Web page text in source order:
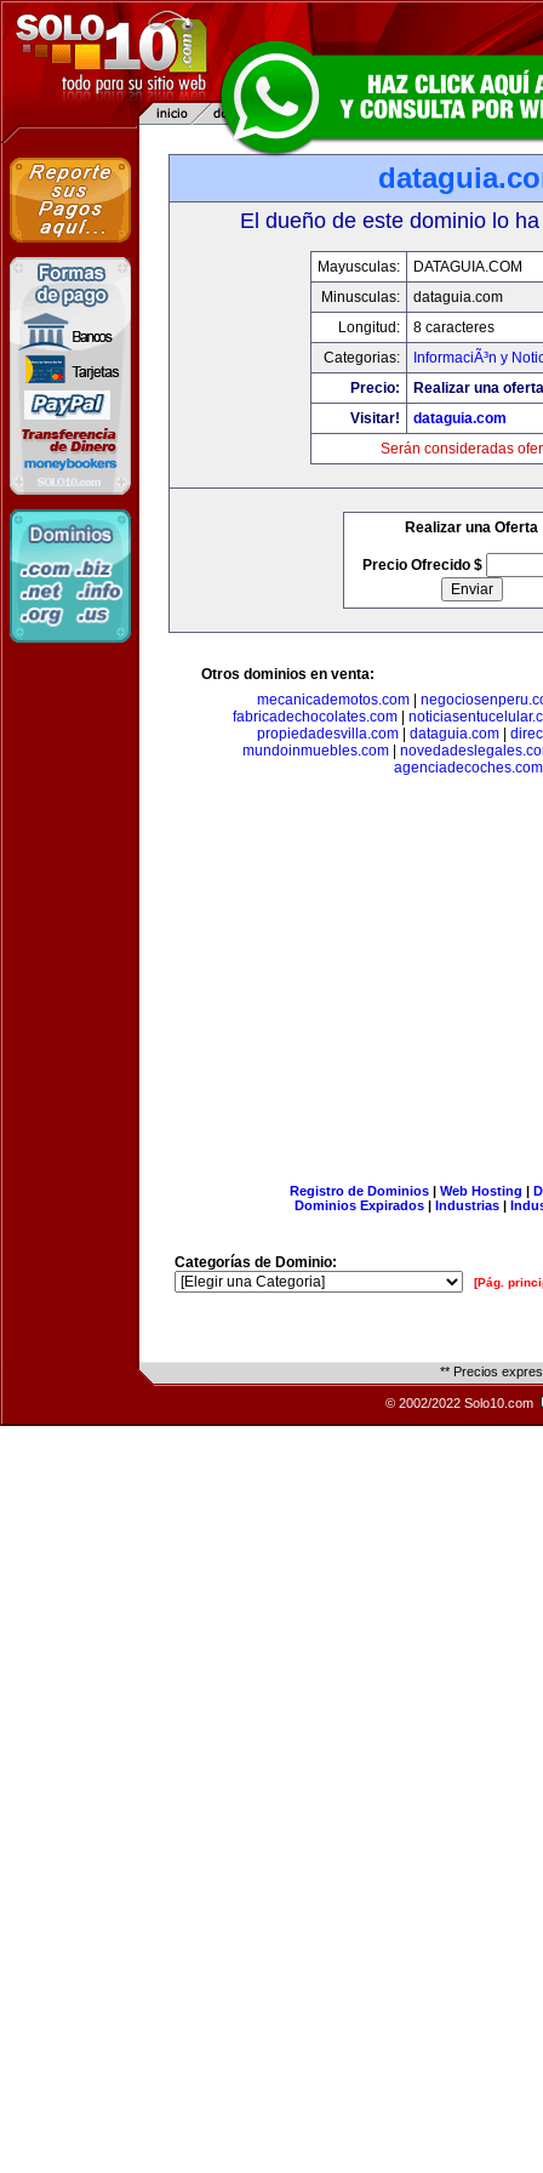
El dueño de este dominio lo
Mayusculas:
DATAGUIA.COM
Minusculas:
dataguia.com
Longitud:
8 caracteres
Categorias:
InformaciÃ³n y
Precio:
Realizar una
Visitar!
dataguia.com
Serán consideradas
Realizar una Oferta
Precio Ofrecido $
Otros dominios en venta:
mecanicademotos.com|
fabricadechocolates.com|
propiedadesvilla.com| dataguia.com|
mundoinmuebles.com
agenciadecoches.com
Registro de Dominios| Web Hosting |
Dominios Expirados | Industrias |
Categorías de Dominio:
[Pág.
** Precios
© 2002/2022 Solo10.com